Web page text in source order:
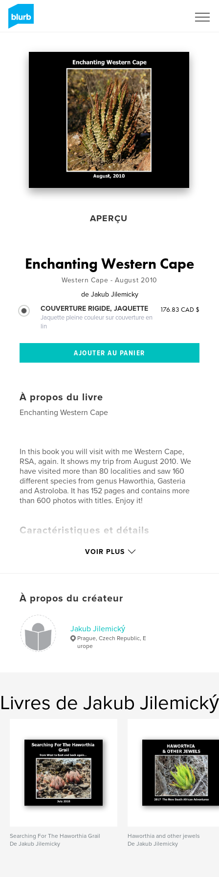
APERÇU
Enchanting Western Cape
Western Cape - August 2010
de Jakub Jilemicky
COUVERTURE RIGIDE, JAQUETTE
Jaquette pleine couleur sur couverture en
lin
176.83 CAD $
À propos du livre
Enchanting Western Cape
In this book you will visit with me Western Cape,
RSA, again. It shows my trip from August 2010. We
have visited more than 80 localities and saw 160
different species from genus Haworthia, Gasteria
and Astroloba. It has 152 pages and contains more
than 600 photos with titles. Enjoy it!
Caractéristiques et détails
LangueEnglish
Mots-clés
south africa haworthia ,
succulent
VOIR PLUS
À propos du créateur
Jakub Jilemický
Prague, Czech Republic, E
urope
Livres de Jakub Jilemický
Searching For The Haworthia Grail
De Jakub Jilemicky
Haworthia and other jewels
De Jakub Jilemicky